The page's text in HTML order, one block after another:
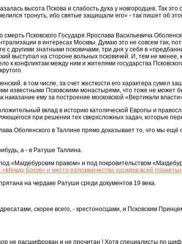
высота Пскова и слабость духа у новгородцев. Так
тронуть, ибо святые защищали его» - так пишет об
смерть Псковского Государя Ярослава Васильевича
в интересах Москвы. Думаю это не совсем так,
с другими знатными псковичами, три дня у себя в
выступал на стороне вольных псковичей. И, тем не менее,
к конфликтам между ним и жителями государства
в том числе, за счет жесткости его характера сумел
известными Псковскими монастырями, что тоже не может
ему за построение московской «Вертикали
вклад в историю католической Европы и
при решении тех сверхсложных задач, которые
Оболенского в Таллине прямо доказывает то, что мы
а - в Ратуше Таллина.
«Магдебурским правом» и под покровительством
Богов» и место паломничества хасидов всей
на чердаке Ратуши среди документов 19 века.
скорее всего, - крестоносцами, и Псковским
не расшифрован и не прочитан ! Хотя специалисты по